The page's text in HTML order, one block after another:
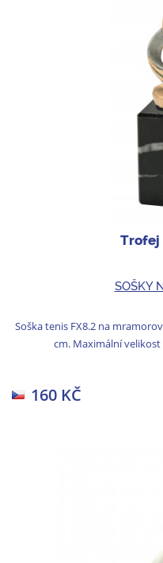
Trofej
SOŠKY
Soška tenis FX8.2 na
cm. Maximální
160 KČ